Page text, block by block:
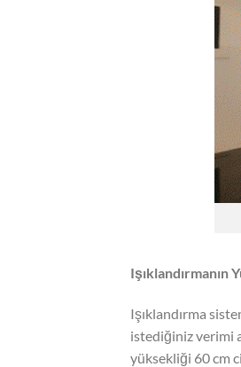
Işıklandırmanın
Işıklandırma
istediğiniz verimi
yüksekliği 60 cm